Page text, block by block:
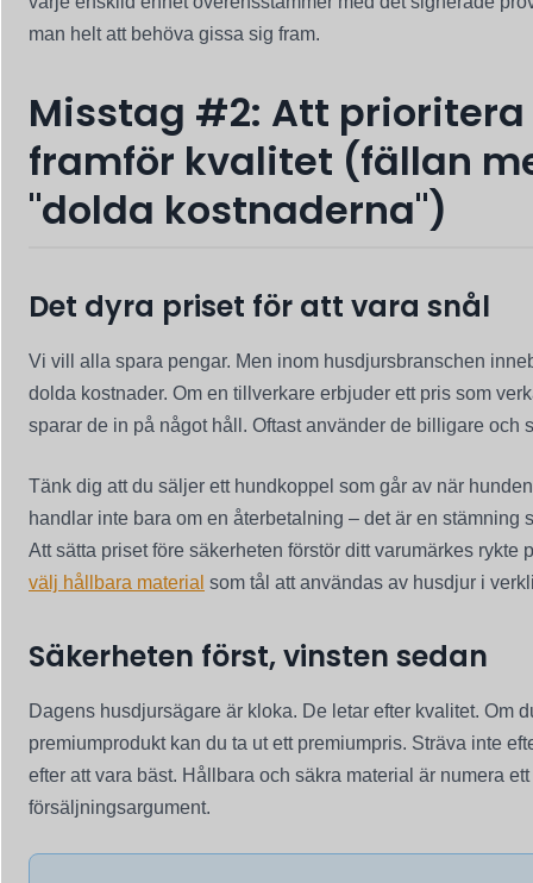
man helt att behöva gissa sig fram.
Misstag #2: Att
framför kvalitet (fällan
"dolda kostnaderna")
Det dyra priset för att vara snål
Vi vill alla spara pengar. Men inom husdjursbranschen
dolda kostnader. Om en tillverkare erbjuder ett pris som
sparar de in på något håll. Oftast använder de billigare och
Tänk dig att du säljer ett hundkoppel som går av när
handlar inte bara om en återbetalning – det är en stämning
Att sätta priset före säkerheten förstör ditt varumärkes rykte
välj hållbara material som tål att användas av husdjur i
Säkerheten först, vinsten sedan
Dagens husdjursägare är kloka. De letar efter kvalitet. Om
premiumprodukt kan du ta ut ett premiumpris. Sträva inte
efter att vara bäst. Hållbara och säkra material är numera
försäljningsargument.